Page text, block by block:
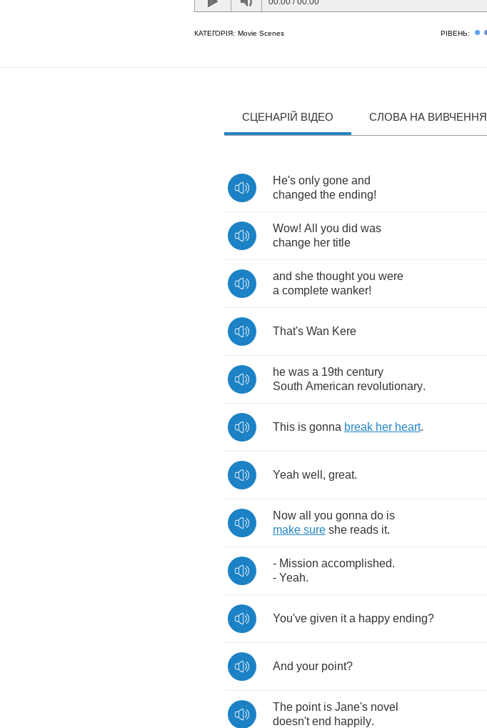
КАТЕГОРІЯ: Movie Scenes РІВЕНЬ:
СЦЕНАРІЙ ВІДЕО СЛОВА НА ВИВЧЕННЯ
He's only gone and
changed the ending!
Wow! All you did was
change her title
and she thought you were
a complete wanker!
That's Wan Kere
he was a 19th century
South American revolutionary.
This is gonna break her heart.
Yeah well , great.
Now all you gonna do is
make sure she reads it.
- Mission accomplished.
- Yeah.
You've given it a happy ending?
And your point?
The point is Jane's novel
doesn't end happily.